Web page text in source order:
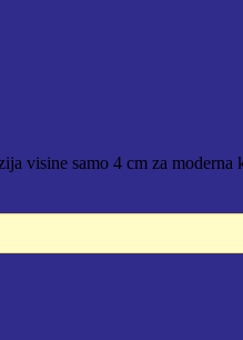
visine samo 4 cm za moderna